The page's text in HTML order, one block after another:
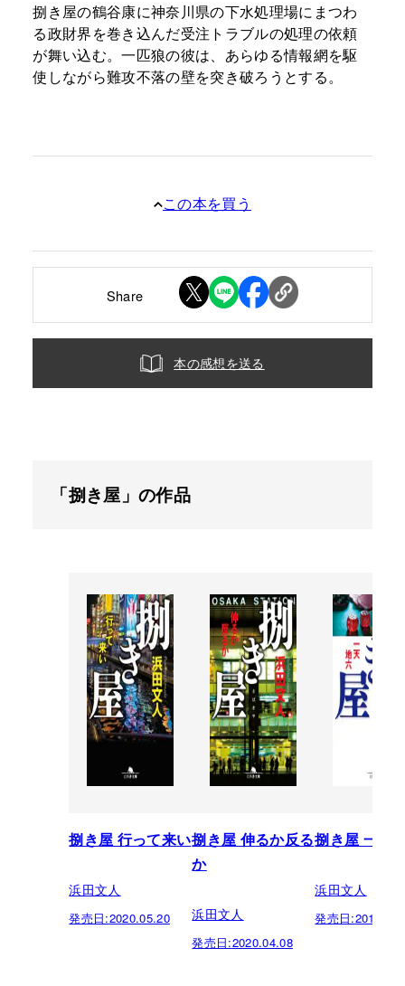
捌き屋の鶴谷康に神奈川県の下水処理場にまつわ
る政財界を巻き込んだ受注トラブルの処理の依頼
が舞い込む。一匹狼の彼は、あらゆる情報網を駆
使しながら難攻不落の壁を突き破ろうとする。
この本を買う
Share
本の感想を送る
「捌き屋」の作品
捌き屋 行って来い
浜田文人
発売日:2020.05.20
捌き屋 伸るか反る
か
浜田文人
発売日:2020.04.08
捌き屋 一天
浜田文人
発売日: